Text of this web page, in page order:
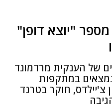
"יוצא דופן"
של הענקית מרדמונד
במתקפות
צ'יילדס, חוקר בטרנד